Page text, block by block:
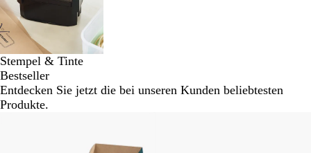
Stempel & Tinte
Bestseller
Entdecken Sie jetzt die bei unseren Kunden beliebtesten
Produkte.